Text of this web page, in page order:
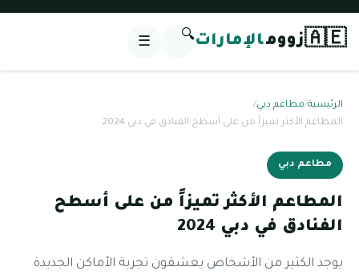
🇦🇪زوومالإمارات🔍
☰
الرئيسية/مطاعم دبي/
المطاعم الأكثر تميزاً من على أسطح الفنادق في دبي 2024
مطاعم دبي
المطاعم الأكثر تميزاً من على أسطح
الفنادق في دبي 2024
يوجد الكثير من الأشخاص يعشقون تجربة الأماكن الجديدة